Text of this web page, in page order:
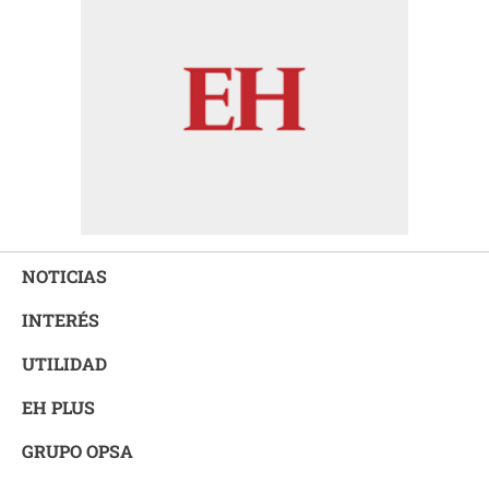
NOTICIAS
INTERÉS
UTILIDAD
EH PLUS
GRUPO OPSA